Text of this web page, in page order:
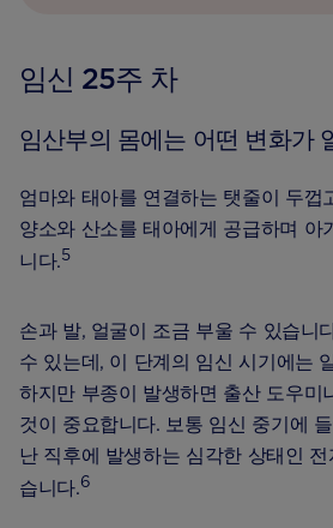
임신 25주 차
임산부의 몸에는 어떤 변화가
엄마와 태아를 연결하는 탯줄이 두껍
양소와 산소를 태아에게 공급하며 아
니다.5
손과 발, 얼굴이 조금 부울 수 있습니
수 있는데, 이 단계의 임신 시기에는
하지만 부종이 발생하면 출산 도우미
것이 중요합니다. 보통 임신 중기에
난 직후에 발생하는 심각한 상태인
습니다.6